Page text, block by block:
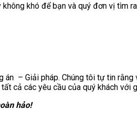
khó để bạn và quý đơn vị tìm
– Giải pháp. Chúng tôi tự tin
cả các yêu cầu của quý khách với
hảo!